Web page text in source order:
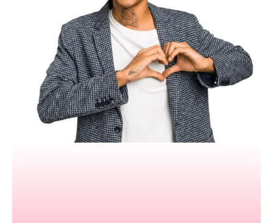
APIs les plus developer-friendly du marché
Sécurité et conformité de niveau bancaire
Écosystème complet (paiements, facturation,
marketplace)
Couverture mondiale avec monnaies locales
Documentation exceptionnelle